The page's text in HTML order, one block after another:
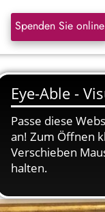
Spenden Sie online
fachkundiger Führung